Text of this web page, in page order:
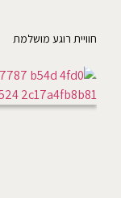
חוויית רוגע מושלמת